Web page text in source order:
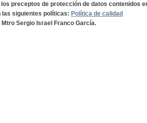
preceptos de protección de datos contenidos
las siguientes políticas: Política de calidad
Sergio Israel Franco García.